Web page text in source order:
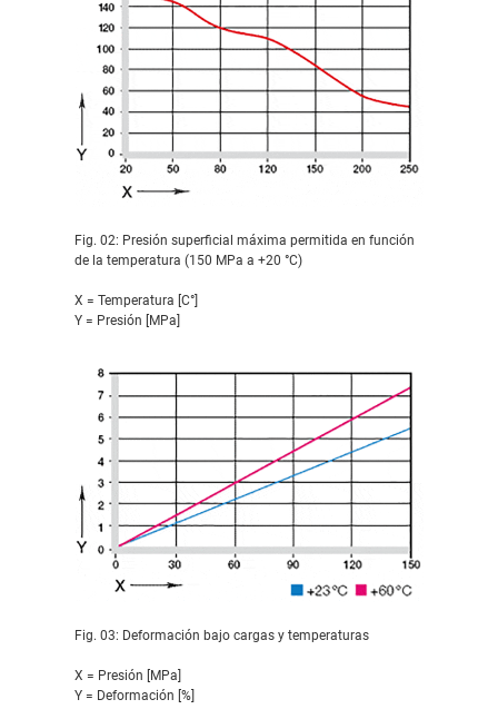
Fig. 02: Presión superficial máxima permitida en función
de la temperatura (150 MPa a +20 °C)
X = Temperatura [C°]
Y = Presión [MPa]
Fig. 03: Deformación bajo cargas y temperaturas
X = Presión [MPa]
Y = Deformación [%]